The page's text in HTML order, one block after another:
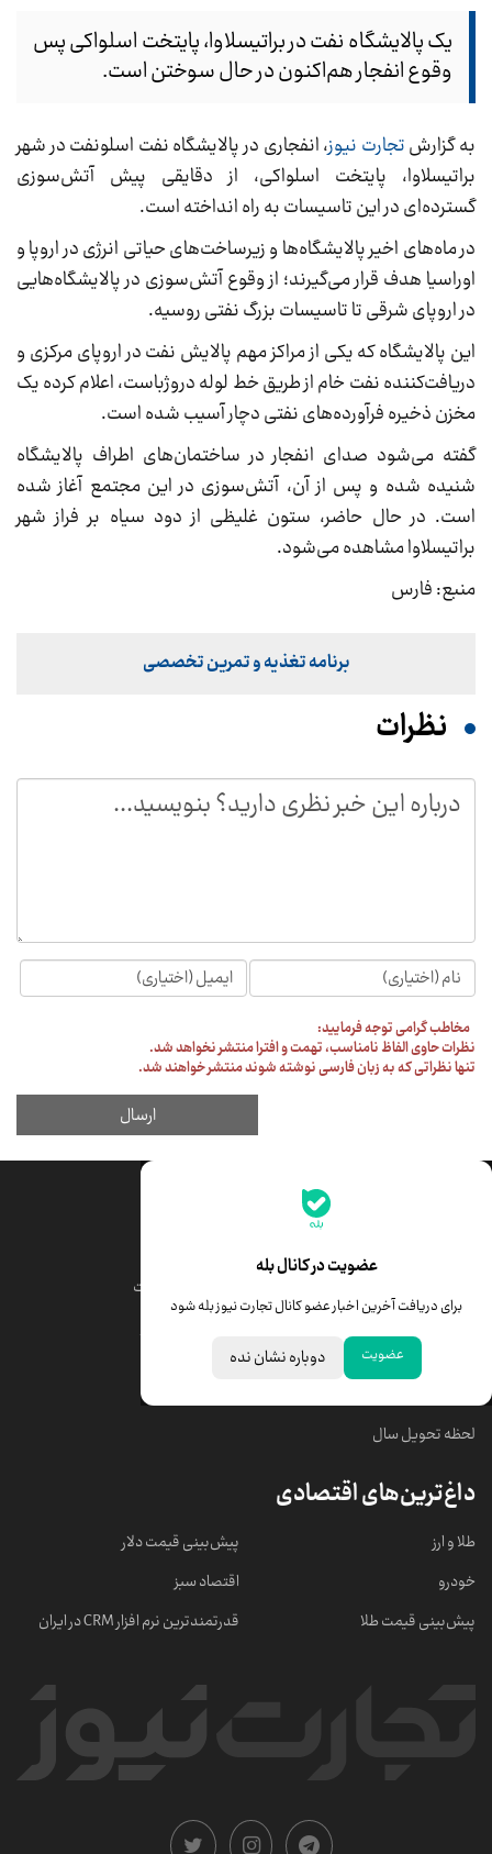
عضویت در کانال بله
برای دریافت آخرین اخبار عضو کانال تجارت نیوز بله شود
عضویت دوباره نشان نده
جدیدترین قیمت‌ها
قیمت درهم امارات
خبرهای مهم
لحظه تحویل سال
داغ‌ترین‌های اقتصادی
طلا و ارز
خودرو
پیش‌بینی قیمت طلا
پیش‌بینی قیمت دلار
اقتصاد سبز
قدرتمندترین نرم‌ افزار CRM در ایران